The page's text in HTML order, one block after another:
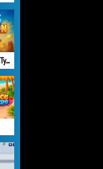
Gas Station: Junkyard Tycoon